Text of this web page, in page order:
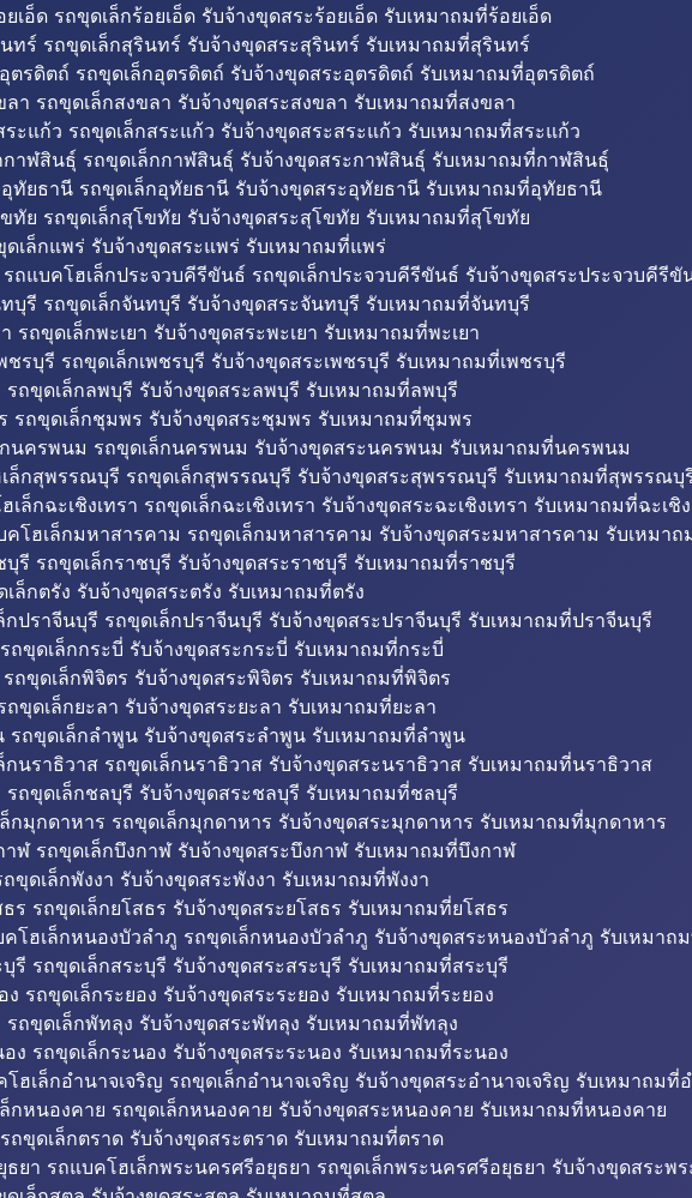
เอ็ด รถขุดเล็กร้อยเอ็ด รับจ้างขุดสระร้อยเอ็ด รับเหมาถมที่ร้อยเอ็ด
ทร์ รถขุดเล็กสุรินทร์ รับจ้างขุดสระสุรินทร์ รับเหมาถมที่สุรินทร์
รดิตถ์ รถขุดเล็กอุตรดิตถ์ รับจ้างขุดสระอุตรดิตถ์ รับเหมาถมที่อุตรดิตถ์
า รถขุดเล็กสงขลา รับจ้างขุดสระสงขลา รับเหมาถมที่สงขลา
ะแก้ว รถขุดเล็กสระแก้ว รับจ้างขุดสระสระแก้ว รับเหมาถมที่สระแก้ว
าฬสินธุ์ รถขุดเล็กกาฬสินธุ์ รับจ้างขุดสระกาฬสินธุ์ รับเหมาถมที่กาฬสินธุ์
ทัยธานี รถขุดเล็กอุทัยธานี รับจ้างขุดสระอุทัยธานี รับเหมาถมที่อุทัยธานี
ทัย รถขุดเล็กสุโขทัย รับจ้างขุดสระสุโขทัย รับเหมาถมที่สุโขทัย
เล็กแพร่ รับจ้างขุดสระแพร่ รับเหมาถมที่แพร่
ถแบคโฮเล็กประจวบคีรีขันธ์ รถขุดเล็กประจวบคีรีขันธ์ รับจ้างขุดสระประจวบคีรี
บุรี รถขุดเล็กจันทบุรี รับจ้างขุดสระจันทบุรี รับเหมาถมที่จันทบุรี
รถขุดเล็กพะเยา รับจ้างขุดสระพะเยา รับเหมาถมที่พะเยา
รบุรี รถขุดเล็กเพชรบุรี รับจ้างขุดสระเพชรบุรี รับเหมาถมที่เพชรบุรี
ถขุดเล็กลพบุรี รับจ้างขุดสระลพบุรี รับเหมาถมที่ลพบุรี
รถขุดเล็กชุมพร รับจ้างขุดสระชุมพร รับเหมาถมที่ชุมพร
นครพนม รถขุดเล็กนครพนม รับจ้างขุดสระนครพนม รับเหมาถมที่นครพนม
กสุพรรณบุรี รถขุดเล็กสุพรรณบุรี รับจ้างขุดสระสุพรรณบุรี รับเหมาถมที่สุพรรณบุ
ล็กฉะเชิงเทรา รถขุดเล็กฉะเชิงเทรา รับจ้างขุดสระฉะเชิงเทรา รับเหมาถมที่ฉะเชิง
โฮเล็กมหาสารคาม รถขุดเล็กมหาสารคาม รับจ้างขุดสระมหาสารคาม รับเหมา
รี รถขุดเล็กราชบุรี รับจ้างขุดสระราชบุรี รับเหมาถมที่ราชบุรี
ล็กตรัง รับจ้างขุดสระตรัง รับเหมาถมที่ตรัง
ปราจีนบุรี รถขุดเล็กปราจีนบุรี รับจ้างขุดสระปราจีนบุรี รับเหมาถมที่ปราจีนบุรี
ขุดเล็กกระบี่ รับจ้างขุดสระกระบี่ รับเหมาถมที่กระบี่
ถขุดเล็กพิจิตร รับจ้างขุดสระพิจิตร รับเหมาถมที่พิจิตร
ขุดเล็กยะลา รับจ้างขุดสระยะลา รับเหมาถมที่ยะลา
ถขุดเล็กลำพูน รับจ้างขุดสระลำพูน รับเหมาถมที่ลำพูน
นราธิวาส รถขุดเล็กนราธิวาส รับจ้างขุดสระนราธิวาส รับเหมาถมที่นราธิวาส
รถขุดเล็กชลบุรี รับจ้างขุดสระชลบุรี รับเหมาถมที่ชลบุรี
มุกดาหาร รถขุดเล็กมุกดาหาร รับจ้างขุดสระมุกดาหาร รับเหมาถมที่มุกดาหาร
ฬ รถขุดเล็กบึงกาฬ รับจ้างขุดสระบึงกาฬ รับเหมาถมที่บึงกาฬ
ขุดเล็กพังงา รับจ้างขุดสระพังงา รับเหมาถมที่พังงา
ร รถขุดเล็กยโสธร รับจ้างขุดสระยโสธร รับเหมาถมที่ยโสธร
โฮเล็กหนองบัวลำภู รถขุดเล็กหนองบัวลำภู รับจ้างขุดสระหนองบัวลำภู รับเหมาถ
รี รถขุดเล็กสระบุรี รับจ้างขุดสระสระบุรี รับเหมาถมที่สระบุรี
รถขุดเล็กระยอง รับจ้างขุดสระระยอง รับเหมาถมที่ระยอง
ถขุดเล็กพัทลุง รับจ้างขุดสระพัทลุง รับเหมาถมที่พัทลุง
ง รถขุดเล็กระนอง รับจ้างขุดสระระนอง รับเหมาถมที่ระนอง
ฮเล็กอำนาจเจริญ รถขุดเล็กอำนาจเจริญ รับจ้างขุดสระอำนาจเจริญ รับเหมาถมที่
หนองคาย รถขุดเล็กหนองคาย รับจ้างขุดสระหนองคาย รับเหมาถมที่หนองคาย
ขุดเล็กตราด รับจ้างขุดสระตราด รับเหมาถมที่ตราด
ยา รถแบคโฮเล็กพระนครศรีอยุธยา รถขุดเล็กพระนครศรีอยุธยา รับจ้างขุดสระ